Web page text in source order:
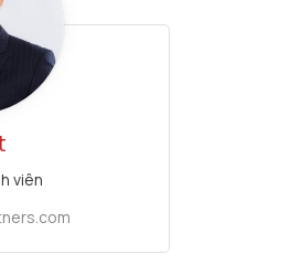
viên